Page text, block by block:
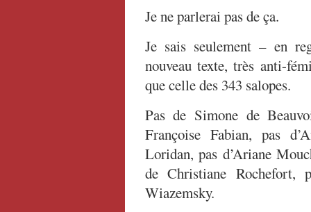
Je ne parlerai pas de ça.
Je sais seulement – en
nouveau texte, très anti-
que celle des 343 salopes.
Pas de Simone de
Françoise Fabian, pas
Loridan, pas d’Ariane
de Christiane Rochefort,
Wiazemsky.